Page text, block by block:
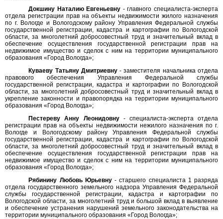
Докшину Наталию Евгеньевну - главного специалиста-эксперта
отдела регистрации прав на объекты недвижимости жилого назначения
по г. Вологде и Вологодскому району Управления Федеральной службы
государственной регистрации, кадастра и картографии по Вологодской
области, за многолетний добросовестный труд и значительный вклад в
обеспечение осуществления государственной регистрации прав на
недвижимое имущество и сделок с ним на территории муниципального
образования «Город Вологда»;
Куваеву Татьяну Дмитриевну- заместителя начальника отдела
правового обеспечения Управления Федеральной службы
государственной регистрации, кадастра и картографии по Вологодской
области, за многолетний добросовестный труд и значительный вклад в
укрепление законности и правопорядка на территории муниципального
образования «Город Вологда»;
Пестереву Анну Леонидовну- специалиста-эксперта отдела
регистрации прав на объекты недвижимости нежилого назначения по г.
Вологде и Вологодскому району Управления Федеральной службы
государственной регистрации, кадастра и картографии по Вологодской
области, за многолетний добросовестный труд и значительный вклад в
обеспечение осуществления государственной регистрации прав на
недвижимое имущество и сделок с ним на территории муниципального
образования «Город Вологда»;
Рябинину Любовь Юрьевну- старшего специалиста 1 разряда
отдела государственного земельного надзора Управления Федеральной
службы государственной регистрации, кадастра и картографии по
Вологодской области, за многолетний труд и большой вклад в выявление
и обеспечение устранения нарушений земельного законодательства на
территории муниципального образования «Город Вологда»;